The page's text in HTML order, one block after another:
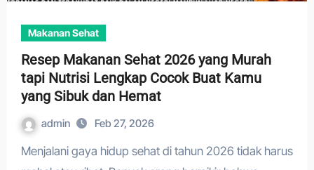
Makanan Sehat
Resep Makanan Sehat 2026 yang Murah
tapi Nutrisi Lengkap Cocok Buat Kamu
yang Sibuk dan Hemat
admin Feb 27, 2026
Menjalani gaya hidup sehat di tahun 2026 tidak harus